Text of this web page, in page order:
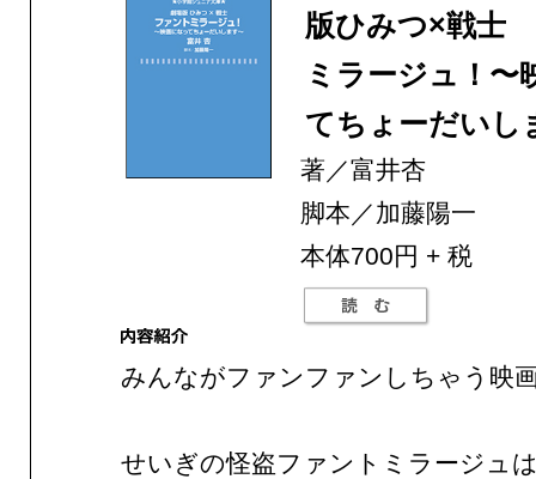
版ひみつ×戦士
ミラージュ！〜
てちょーだいし
著／富井杏
脚本／加藤陽一
本体700円 + 税
みんながファンファンしちゃう映
せいぎの怪盗ファントミラージュ